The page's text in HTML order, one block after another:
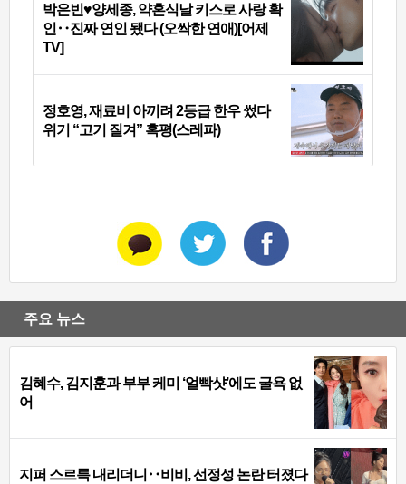
박은빈♥양세종, 약혼식날 키스로 사랑 확
인‥진짜 연인 됐다 (오싹한 연애)[어제
TV]
정호영, 재료비 아끼려 2등급 한우 썼다
위기 “고기 질겨” 혹평(스레파)
주요 뉴스
김혜수, 김지훈과 부부 케미 ‘얼빡샷’에도 굴욕 없
어
지퍼 스르륵 내리더니‥비비, 선정성 논란 터졌다